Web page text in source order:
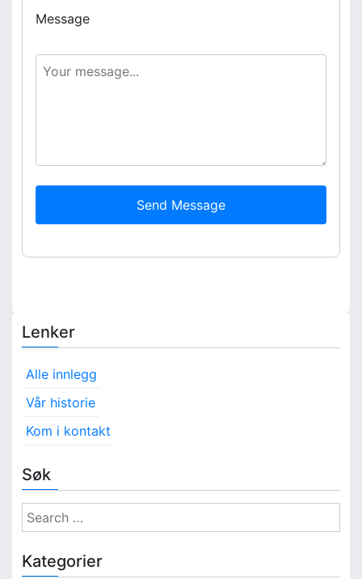
Message
Send Message
Lenker
Alle innlegg
Vår historie
Kom i kontakt
Søk
S
e
a
rKategorier